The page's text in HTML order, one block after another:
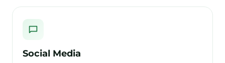
Social Media